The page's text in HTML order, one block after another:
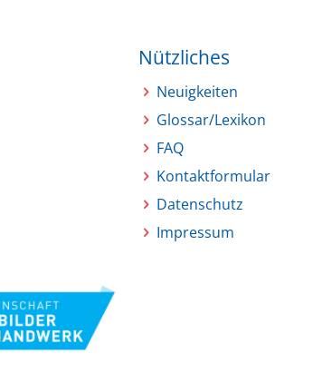
Nützliches
Neuigkeiten
Glossar/Lexikon
FAQ
Kontaktformular
Datenschutz
Impressum